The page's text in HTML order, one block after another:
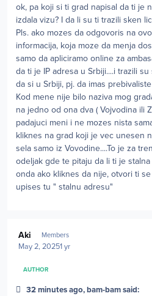
ok, pa koji si ti grad napisal da ti je
izdala vizu? I da li su ti trazili sken
Pls. ako mozes da odgovoris na
informacija, koja moze da menja
samo da apliciramo online za
da ti je IP adresa u Srbiji....i trazili
da si u Srbiji, pj. da imas
Kod mene nije bilo naziva mog
na jedno od ona dva ( Vojvodina ili
padajuci meni i ne mozes nista
kliknes na grad koji je vec unesen
sela samo iz Vovodine....To je za
odeljak gde te pitaju da li ti je
onda ako kliknes da nije, otvori ti
upises tu " stalnu adresu"
Aki Members
May 2, 20251 yr
AUTHOR
32 minutes ago, bam-bam said: